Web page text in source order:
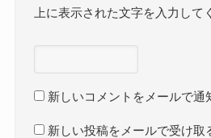
上に表示された文字を入力して
新しいコメントをメールで通
新しい投稿をメールで受け取